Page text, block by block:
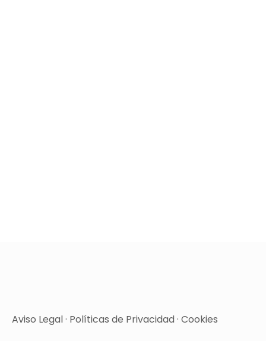
Aviso Legal· Políticas de Privacidad· Cookies